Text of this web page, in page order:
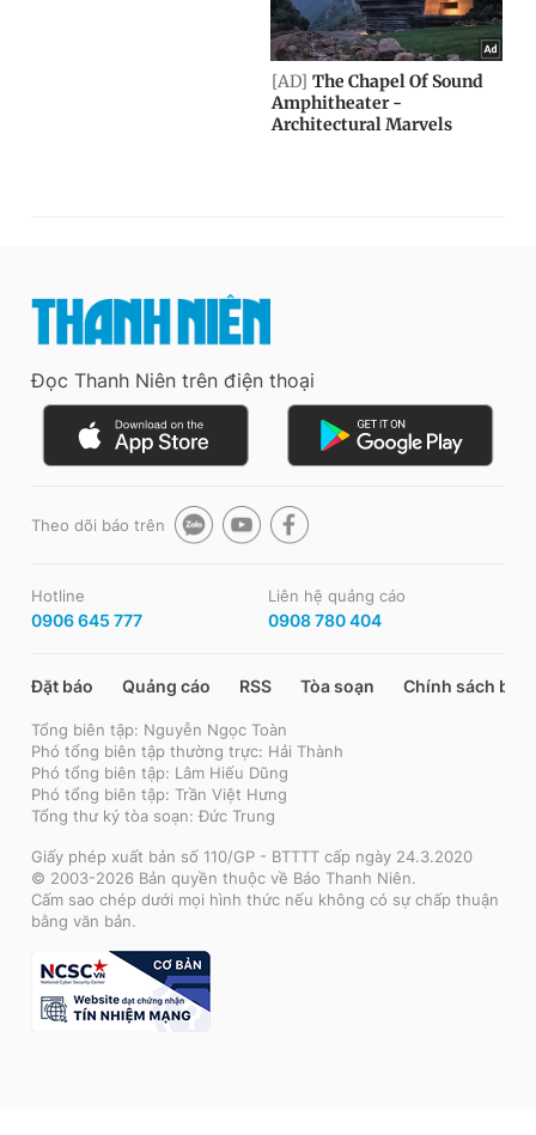
Đọc Thanh Niên trên điện thoại
Theo dõi báo trên
Hotline
0906 645 777
Liên hệ quảng cáo
0908 780 404
Đặt báo Quảng cáo RSS Tòa soạn Chính sách bảo
Tổng biên tập: Nguyễn Ngọc Toàn
Phó tổng biên tập thường trực: Hải Thành
Phó tổng biên tập: Lâm Hiếu Dũng
Phó tổng biên tập: Trần Việt Hưng
Tổng thư ký tòa soạn: Đức Trung
Giấy phép xuất bản số 110/GP - BTTTT cấp ngày 24.3.2020
© 2003-2026 Bản quyền thuộc về Báo Thanh Niên.
Cấm sao chép dưới mọi hình thức nếu không có sự chấp thuận
bằng văn bản.